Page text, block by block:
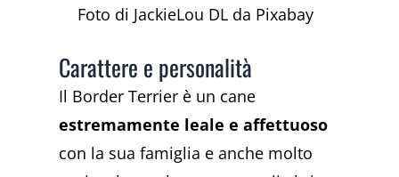
Foto di JackieLou DL da Pixabay
Carattere e personalità
Il Border Terrier è un cane
estremamente leale e affettuoso
con la sua famiglia e anche molto